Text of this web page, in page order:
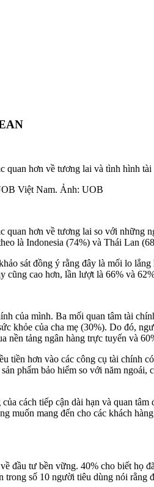
hơn về tương lai và tình hình
Việt Nam. Ảnh: UOB
hơn về tương lai so với
là Indonesia (74%) và Thái Lan
sát đồng ý rằng đây là mối lo
cũng cao hơn, lần lượt là 66% và
của mình. Ba mối quan tâm tài
khỏe của cha mẹ (30%). Do đó,
nền tảng ngân hàng trực tuyến và
tiền hơn vào các công cụ tài chính
phẩm bảo hiểm so với năm
cách tiếp cận dài hạn và quan
muốn mang đến cho các khách
đầu tư bền vững. 40% cho biết họ
số 10 người tiêu dùng nói